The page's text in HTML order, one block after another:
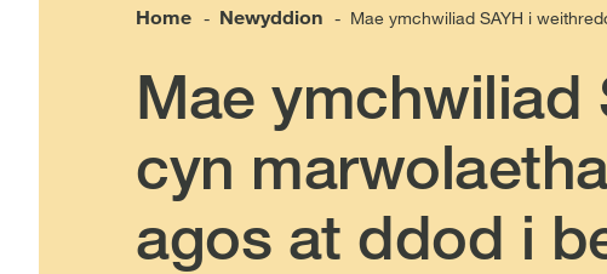
Home - Newyddion - Mae ymchwiliad SAYH i
Mae ymchwiliad
cyn
agos at ddod i